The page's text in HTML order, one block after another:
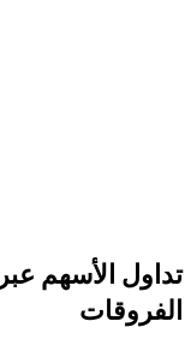
تداول الأسهم
الفروقات